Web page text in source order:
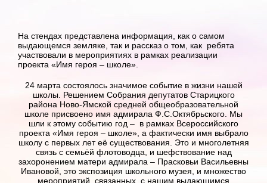
На стендах представлена информация, как о самом
выдающемся земляке, так и рассказ о том, как ребята
участвовали в мероприятиях в рамках реализации
проекта «Имя героя – школе».
24 марта состоялось значимое событие в жизни нашей
школы. Решением Собрания депутатов Старицкого
района Ново-Ямской средней общеобразовательной
школе присвоено имя адмирала Ф.С.Октябрьского. Мы
шли к этому событию год – в рамках Всероссийского
проекта «Имя героя – школе», а фактически имя выбрало
школу с первых лет её существования. Это и многолетняя
связь с семьёй флотоводца, и шефствование над
захоронением матери адмирала – Прасковьи Васильевны
Ивановой, это экспозиция школьного музея, и множество
мероприятий, связанных с нашим выдающимся